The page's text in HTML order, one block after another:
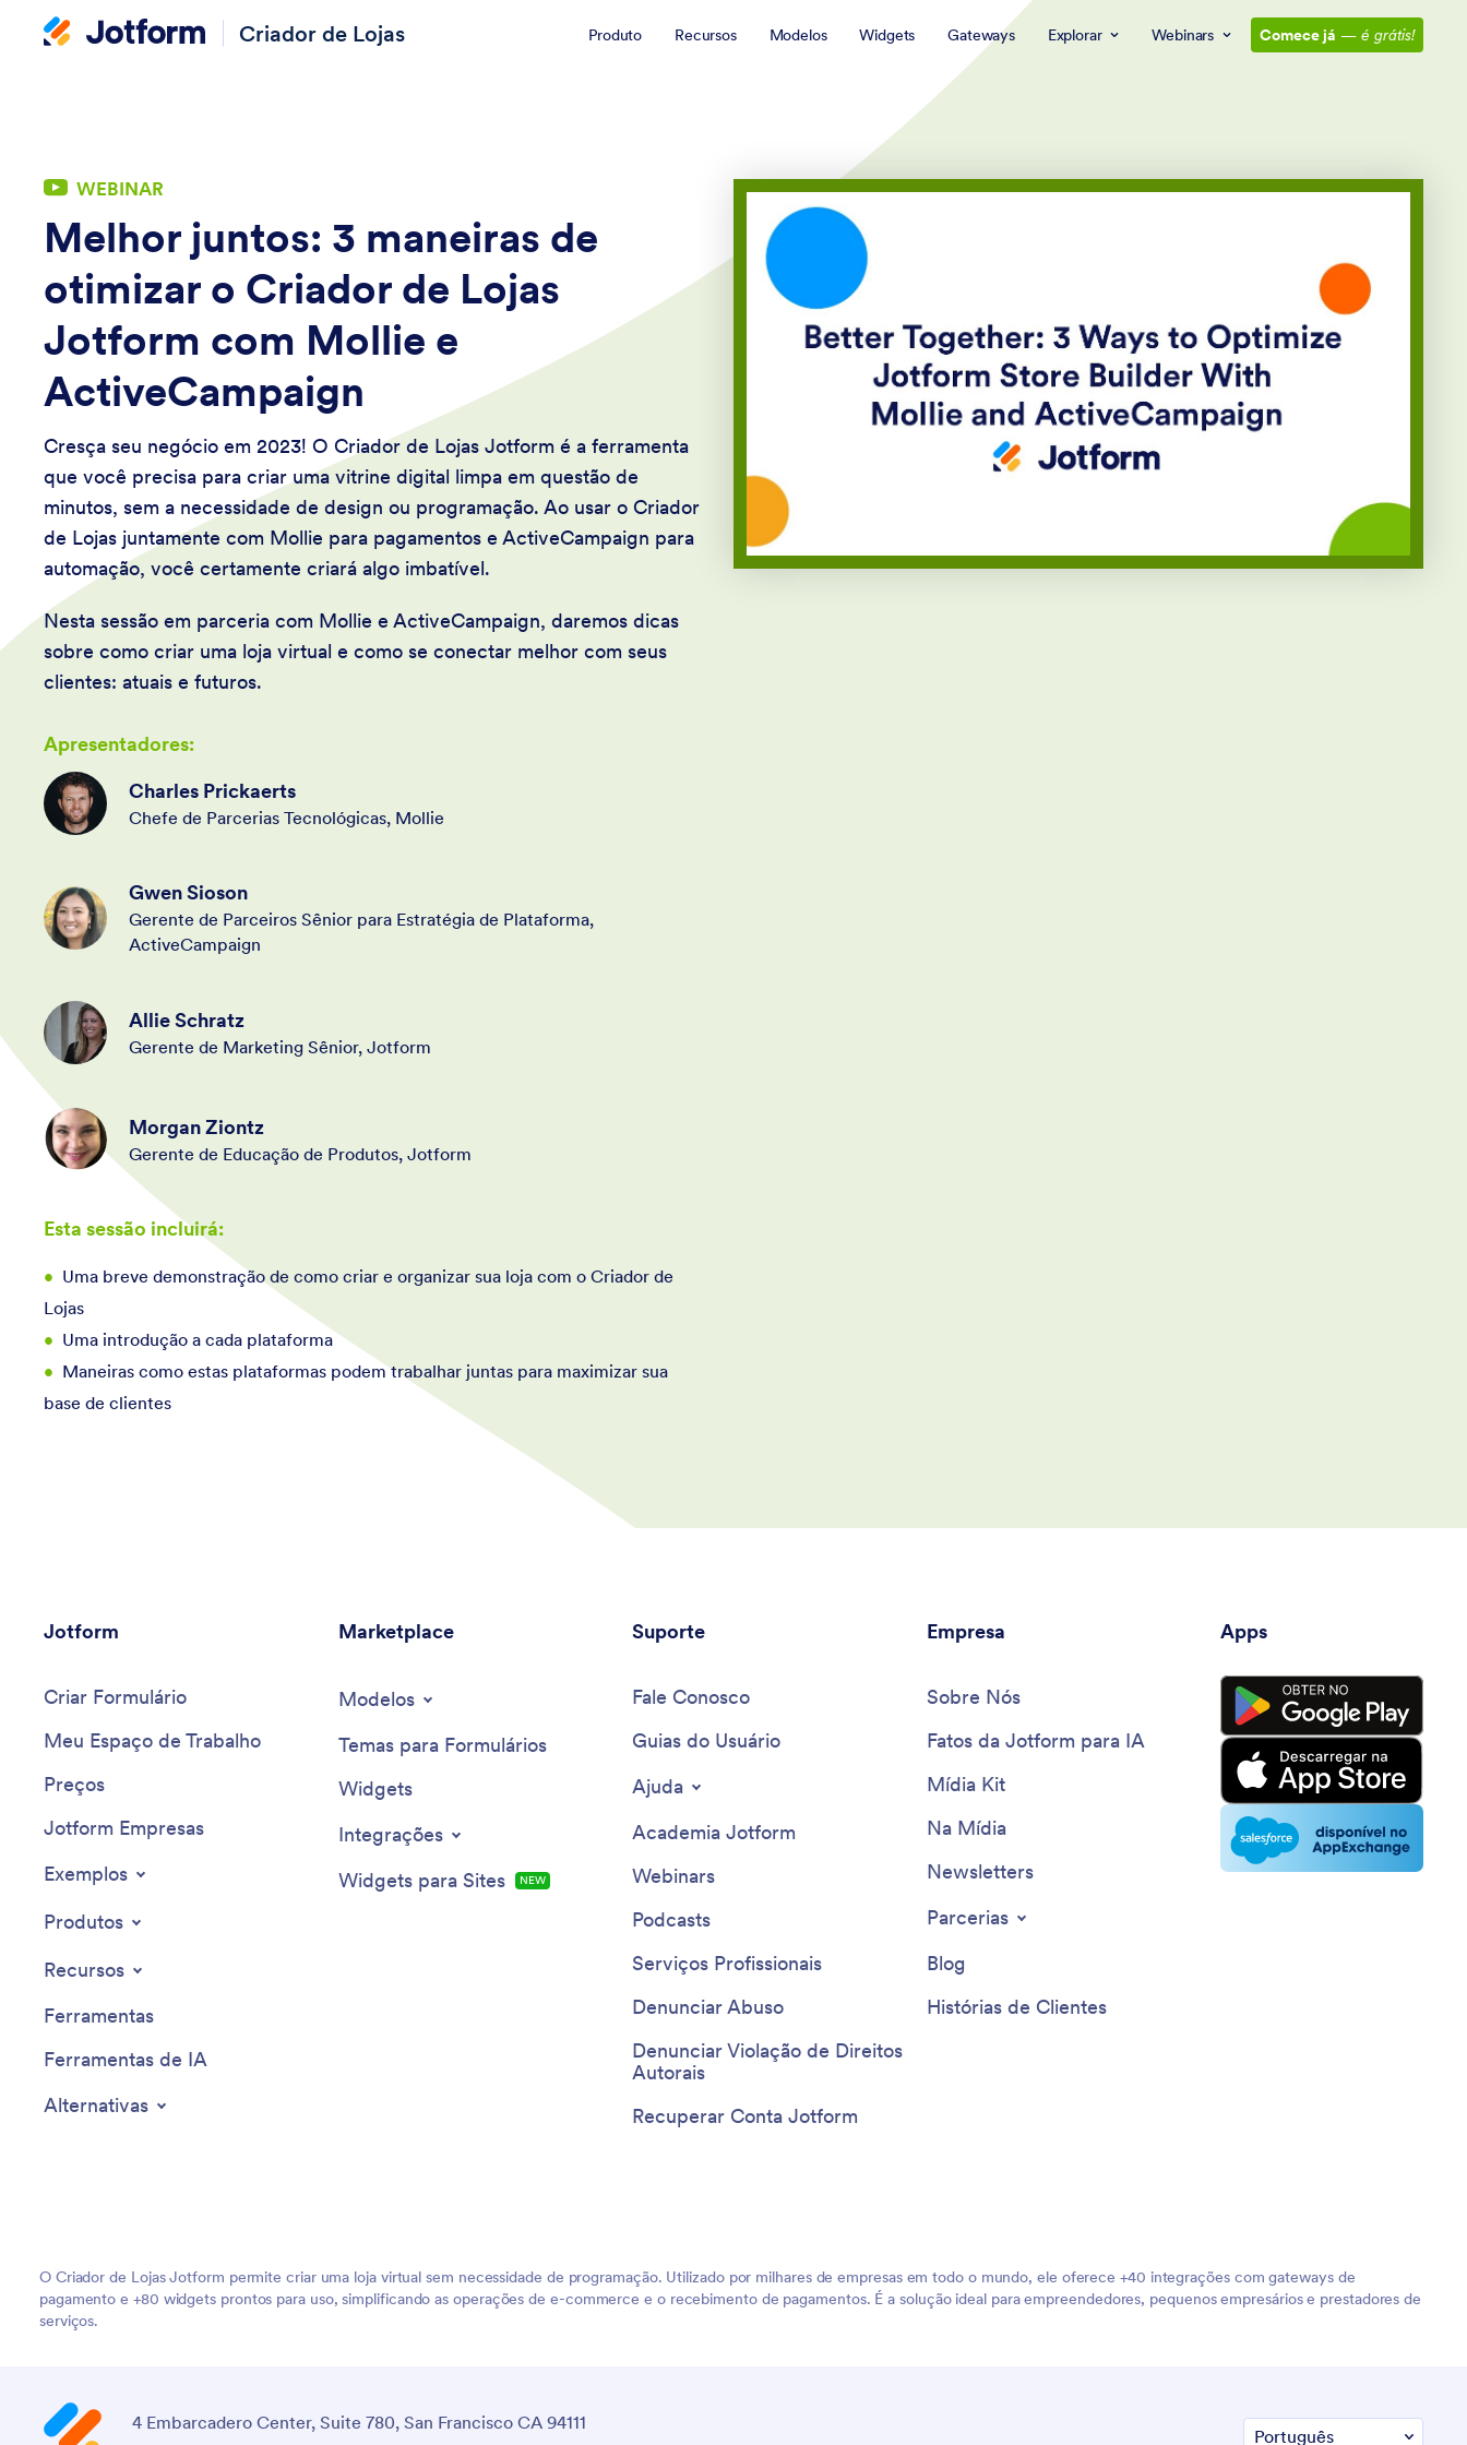
Criador de Lojas Produto Recursos Modelos Widgets Gateways Explorar Webinars Comece já — é grátis!
WEBINAR
Melhor juntos: 3 maneiras de
otimizar o Criador de Lojas
Jotform com Mollie e
ActiveCampaign
Cresça seu negócio em 2023! O Criador de Lojas Jotform é a ferramenta
que você precisa para criar uma vitrine digital limpa em questão de
minutos, sem a necessidade de design ou programação. Ao usar o Criador
de Lojas juntamente com Mollie para pagamentos e ActiveCampaign para
automação, você certamente criará algo imbatível.
Nesta sessão em parceria com Mollie e ActiveCampaign, daremos dicas
sobre como criar uma loja virtual e como se conectar melhor com seus
clientes: atuais e futuros.
Apresentadores:
Charles Prickaerts
Chefe de Parcerias Tecnológicas, Mollie
Gwen Sioson
Gerente de Parceiros Sênior para Estratégia de Plataforma,
ActiveCampaign
Allie Schratz
Gerente de Marketing Sênior, Jotform
Morgan Ziontz
Gerente de Educação de Produtos, Jotform
Esta sessão incluirá:
Uma breve demonstração de como criar e organizar sua loja com o Criador de
Lojas
Uma introdução a cada plataforma
Maneiras como estas plataformas podem trabalhar juntas para maximizar sua
base de clientes
Jotform
Criar Formulário
Meu Espaço de Trabalho
Preços
Jotform Empresas
Exemplos
Produtos
Recursos
Ferramentas
Ferramentas de IA
Alternativas
Marketplace
Modelos
Temas para Formulários
Widgets
Integrações
Widgets para Sites
NEW
Suporte
Fale Conosco
Guias do Usuário
Ajuda
Academia Jotform
Webinars
Podcasts
Serviços Profissionais
Denunciar Abuso
Denunciar Violação de Direitos
Autorais
Recuperar Conta Jotform
Empresa
Sobre Nós
Fatos da Jotform para IA
Mídia Kit
Na Mídia
Newsletters
Parcerias
Blog
Histórias de Clientes
Apps
O Criador de Lojas Jotform permite criar uma loja virtual sem necessidade de programação. Utilizado por milhares de empresas em todo o mundo, ele oferece +40 integrações com gateways de
pagamento e +80 widgets prontos para uso, simplificando as operações de e-commerce e o recebimento de pagamentos. É a solução ideal para empreendedores, pequenos empresários e prestadores de
serviços.
4 Embarcadero Center, Suite 780, San Francisco CA 94111